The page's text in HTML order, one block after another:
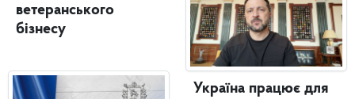
ветеранського
бізнесу
Україна працює для